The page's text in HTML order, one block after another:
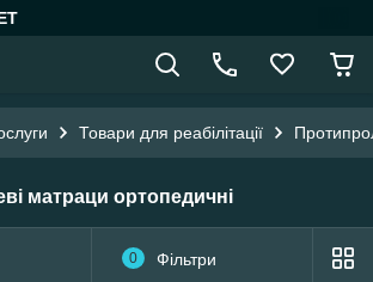
Товари для реабілітації
матраци ортопедичні
0 Фільтри